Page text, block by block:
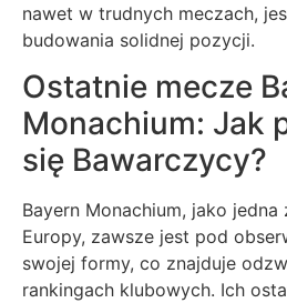
nawet w trudnych meczach,
budowania solidnej pozycji.
Ostatnie mecze
Monachium: Jak
się Bawarczycy?
Bayern Monachium, jako
Europy, zawsze jest pod
swojej formy, co znajduje
rankingach klubowych. Ich